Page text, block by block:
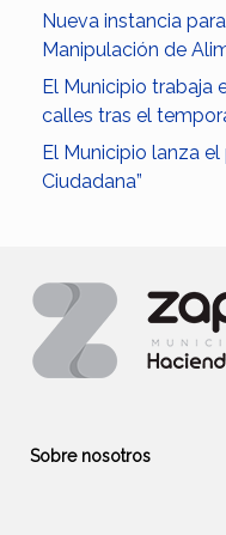
Nueva instancia
Manipulación de
El Municipio trabaja
calles tras el
El Municipio lanza
Ciudadana”
Sobre nosotros